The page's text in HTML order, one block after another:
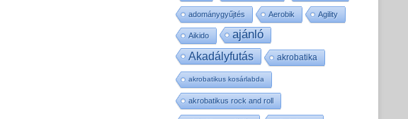
adománygyűjtés Aerobik Agility
Aikido ajánló
Akadályfutás akrobatika
akrobatikus kosárlabda
akrobatikus rock and roll